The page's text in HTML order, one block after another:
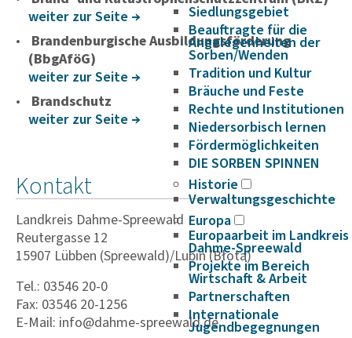
Siedlungsgebiet
Beauftragte für die
Angelegenheiten der
Sorben/Wenden
Tradition und Kultur
Bräuche und Feste
Rechte und Institutionen
Niedersorbisch lernen
Fördermöglichkeiten
DIE SORBEN SPINNEN
Historie
Verwaltungsgeschichte
Europa
Europaarbeit im Landkreis
Dahme-Spreewald
Projekte im Bereich
Wirtschaft & Arbeit
Partnerschaften
Internationale
Jugendbegegnungen
weiter zur Seite
Brandenburgische Ausbildungsförderung
(BbgAföG)
weiter zur Seite
Brandschutz
weiter zur Seite
Kontakt
Landkreis Dahme-Spreewald
Reutergasse 12
15907 Lübben (Spreewald)/Lubin (Błota)
Tel.: 03546 20-0
Fax: 03546 20-1256
E-Mail: info@dahme-spreewald.de